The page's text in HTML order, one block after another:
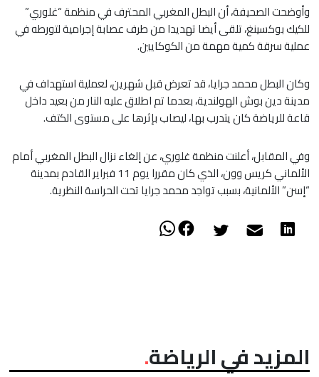
وأوضحت الصحيفة، أن البطل المغربي المحترف في منظمة “غلوري”
للكيك بوكسينغ، تلقى أيضا تهديدا من طرف عصابة إجرامية لتورطه في
عملية سرقة كمية مهمة من الكوكايين.
وكان البطل محمد جرايا، قد تعرض قبل شهرين، لعملية استهداف في
مدينة دين بوش الهولندية، بعدما تم اطلاق عليه النار من بعيد داخل
قاعة للرياضة كان يتدرب بها، ليصاب بإثرها على مستوى الكتف.
وفي المقابل، أعلنت منظمة غلوري، عن إلغاء نزال البطل المغربي أمام
الألماني كريس وون، الذي كان مقررا يوم 11 فبراير القادم بمدينة
“إسن” الألمانية، بسبب تواجد محمد جرايا تحت الحراسة النظرية.
المزيد في الرياضة